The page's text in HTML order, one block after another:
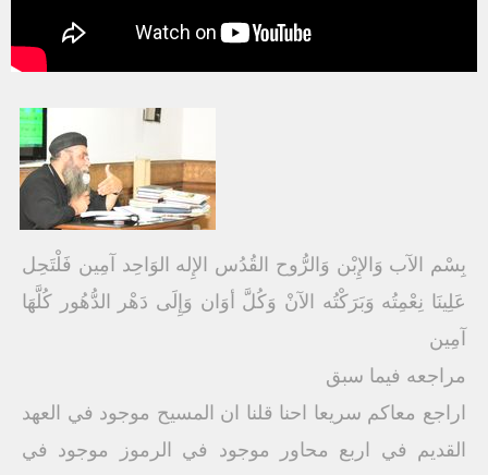
بِسْم الآب وَالإِبْن وَالرُّوح القُدُس الإِله الوَاحِد آمِين فَلْتَحِل
عَلِينَا نِعْمِتُه وَبَرَكْتُه الآنْ وَكُلَّ أوَان وَإِلَى دَهْر الدُّهُور كُلَّهَا
آمِين
مراجعه فيما سبق
اراجع معاكم سريعا احنا قلنا ان المسيح موجود في العهد
القديم في اربع محاور موجود في الرموز موجود في